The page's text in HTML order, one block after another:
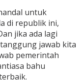
untuk
di republik ini,
jika ada lagi
jawab kita
pemerintah
bahu